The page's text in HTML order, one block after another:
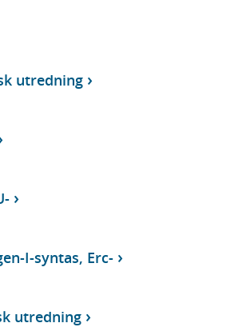
utredning
I-syntas, Erc-
utredning